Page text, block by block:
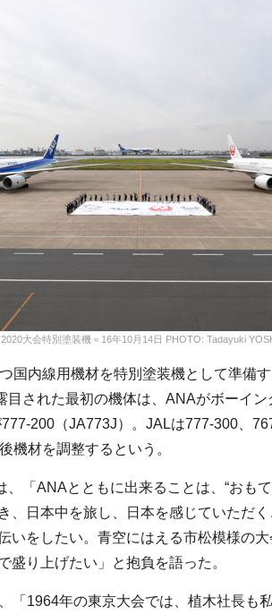
大会特別塗装機＝16年10月14日 PHOTO: Tadayuki
国内線用機材を特別塗装機として準備
目された最初の機体は、ANAがボーイ
200（JA773J）。JALは777-300、
機材を調整するという。
「ANAとともに出来ることは、“おも
、日本中を旅し、日本を感じていただ
いをしたい。青空にはえる市松模様の
盛り上げたい」と抱負を語った。
「1964年の東京大会では、植木社長も